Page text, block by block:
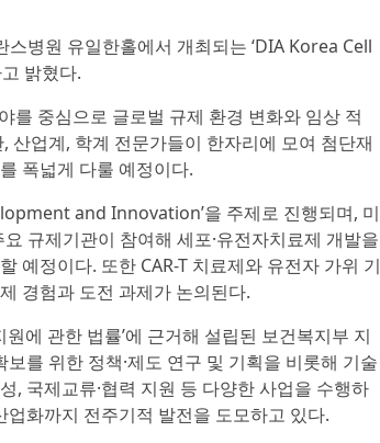
병원 유일한홀에서 개최되는 ‘DIA Korea Cell
밝혔다.
를 중심으로 글로벌 규제 환경 변화와 임상 적
산업계, 학계 전문가들이 한자리에 모여 첨단재
폭넓게 다룰 예정이다.
and Innovation’을 주제로 진행되며, 미
규제기관이 참여해 세포·유전자치료제 개발을
예정이다. 또한 CAR-T 치료제와 유전자 가위 기
경험과 도전 과제가 논의된다.
에 관한 법률’에 근거해 설립된 보건복지부 지
를 위한 정책·제도 연구 및 기획을 비롯해 기술
, 국제교류·협력 지원 등 다양한 사업을 수행하
화까지 전주기적 발전을 도모하고 있다.